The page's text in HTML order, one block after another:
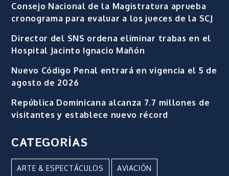
Consejo Nacional de la Magistratura aprueba
cronograma para evaluar a los jueces de la SCJ
Director del SNS ordena eliminar trabas en el
Hospital Jacinto Ignacio Mañón
Nuevo Código Penal entrará en vigencia el 5 de
agosto de 2026
República Dominicana alcanza 7.7 millones de
visitantes y establece nuevo récord
CATEGORÍAS
ARTE & ESPECTÁCULOS AVIACIÓN